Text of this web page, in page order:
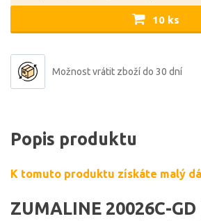
10 ks
Možnost vrátit zboží do 30 dní
Popis produktu
K tomuto produktu získáte malý
ZUMALINE 20026C-GD